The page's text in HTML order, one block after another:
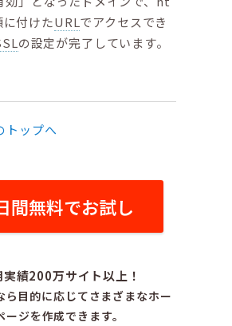
付けたURLでアクセスでき
の設定が完了しています。
トップへ
間無料でお試し
実績200万サイト以上！
ら目的に応じてさまざまなホー
ージを作成できます。